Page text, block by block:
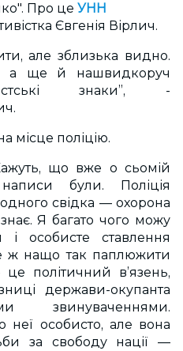
Про це УНН
Євгенія Вірлич.
але зблизька видно.
а ще й нашвидкоруч
знаки”, -
місце поліцію.
що вже о сьомій
були. Поліція
свідка — охорона
Я багато чого можу
і особисте ставлення
ж нащо так паплюжити
політичний в’язень,
держави-окупанта
звинуваченнями.
особисто, але вона
за свободу нації —